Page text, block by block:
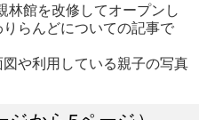
林館を改修してオープンし
らんどについての記事で
や利用している親子の写真